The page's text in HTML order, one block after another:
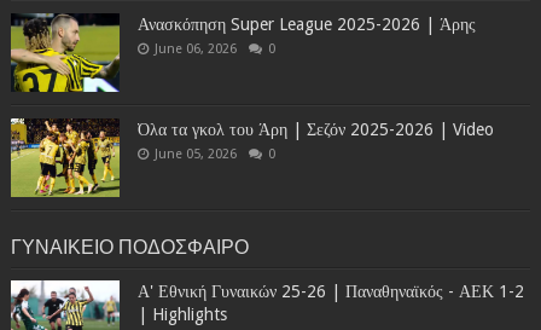
Ανασκόπηση Super League 2025-2026 | Άρης
June 06, 2026 0
Όλα τα γκολ του Άρη | Σεζόν 2025-2026 | Video
June 05, 2026 0
ΓΥΝΑΙΚΕΙΟ ΠΟΔΟΣΦΑΙΡΟ
Α' Εθνική Γυναικών 25-26 | Παναθηναϊκός - ΑΕΚ 1-2
| Highlights